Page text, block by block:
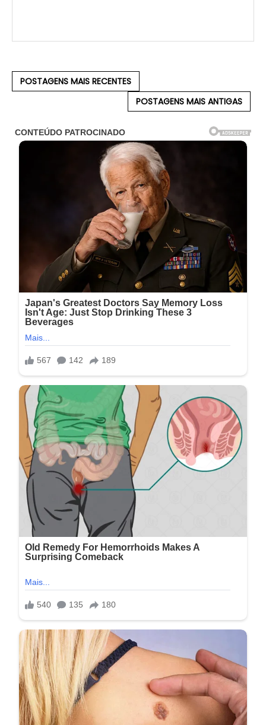
POSTAGENS MAIS RECENTES
POSTAGENS MAIS ANTIGAS